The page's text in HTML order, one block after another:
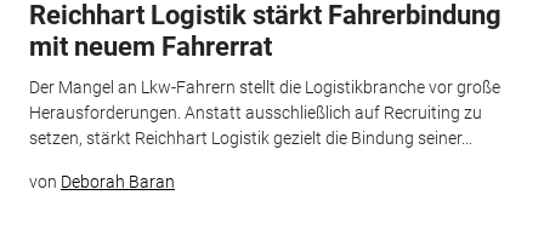
Reichhart Logistik stärkt Fahrerbindung
mit neuem Fahrerrat
Der Mangel an Lkw-Fahrern stellt die Logistikbranche vor große
Herausforderungen. Anstatt ausschließlich auf Recruiting zu
setzen, stärkt Reichhart Logistik gezielt die Bindung seiner...
von Deborah Baran